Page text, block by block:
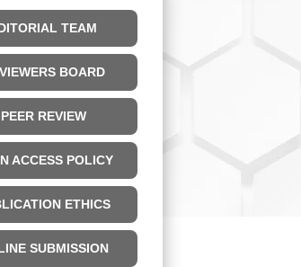
TEAM
BOARD
PEER REVIEW
ACCESS POLICY
ETHICS
SUBMISSION